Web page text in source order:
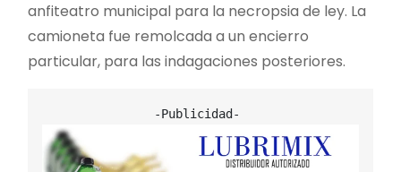
anfiteatro municipal para la necropsia de ley. La
camioneta fue remolcada a un encierro
particular, para las indagaciones posteriores.